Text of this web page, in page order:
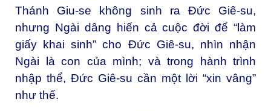
Thánh Giu-se không sinh ra Đức Giê-su,
nhưng Ngài dâng hiến cả cuộc đời để “làm
giấy khai sinh” cho Đức Giê-su, nhìn nhận
Ngài là con của mình; và trong hành trình
nhập thể, Đức Giê-su cần một lời “xin vâng”
như thế.